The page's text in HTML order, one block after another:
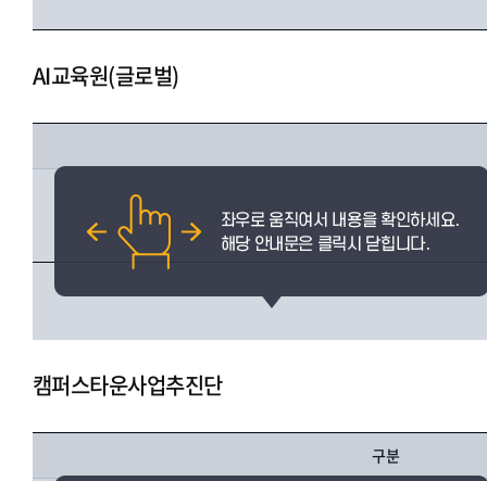
AI교육원(글로벌)
AI교육원(글로벌)
캠퍼스타운사업추진단
구분